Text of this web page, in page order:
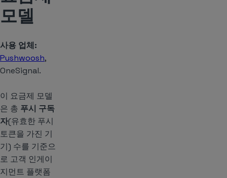
모델
사용 업체:
Pushwoosh,
OneSignal.
이 요금제 모델
은 총 푸시 구독
자(유효한 푸시
토큰을 가진 기
기) 수를 기준으
로 고객 인게이
지먼트 플랫폼